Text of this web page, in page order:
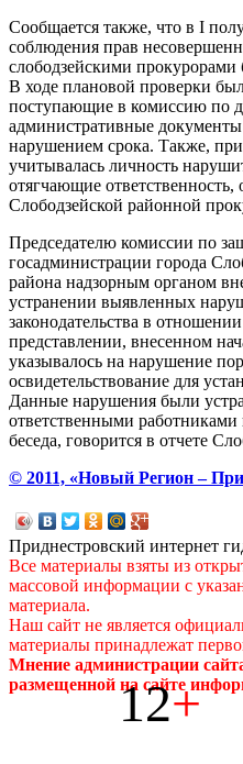
Сообщается также, что в I
соблюдения прав
слободзейскими
В ходе плановой проверки
поступающие в комиссию по
административные документы
нарушением срока. Также,
учитывалась личность
отягчающие ответственность,
Слободзейской районной
Председателю комиссии по
госадминистрации города
района надзорным органом
устранении выявленных
законодательства в
представлении, внесенном
указывалось на нарушение
освидетельствование для
Данные нарушения были
ответственными работниками
беседа, говорится в отчете
© 2011, «Новый Регион –
Приднестровский интернет
Все материалы взяты из
массовой информации с
материала.
Наш сайт не является
материалы принадлежат
Мнение администрации
размещенной на сайте
12+